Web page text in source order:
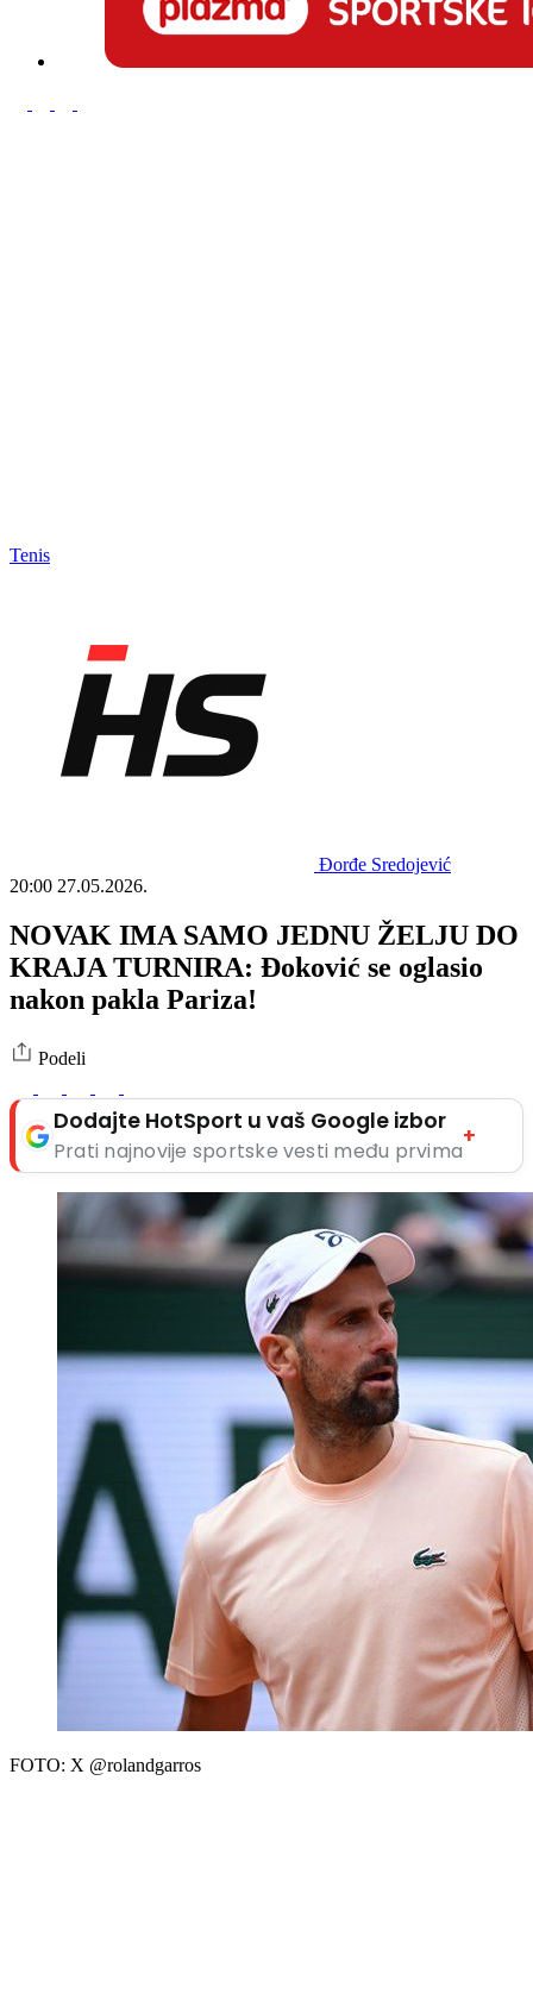
Tenis
Đorđe Sredojević
20:00 27.05.2026.
NOVAK IMA SAMO JEDNU ŽELJU DO
KRAJA TURNIRA: Đoković se oglasio
nakon pakla Pariza!
Podeli
Dodajte HotSport u vaš Google izbor
Prati najnovije sportske vesti među prvima
+
FOTO: X @rolandgarros